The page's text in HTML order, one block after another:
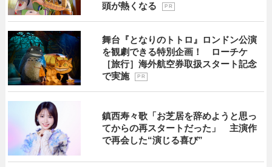
頭が熱くなる
P R
舞台『となりのトトロ』ロンドン公演
を観劇できる特別企画！ ローチケ
［旅行］海外航空券取扱スタート記念
で実施
P R
鎮西寿々歌「お芝居を辞めようと思っ
てからの再スタートだった」 主演作
で再会した“演じる喜び”